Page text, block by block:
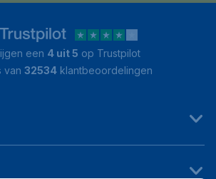
een 4 uit 5 op Trustpilot
van 32534 klantbeoordelingen